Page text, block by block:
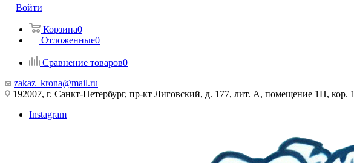
Войти
Корзина0
Отложенные0
Сравнение товаров0
zakaz_krona@mail.ru
192007, г. Санкт-Петербург, пр-кт Лиговский, д. 177, лит. А, помещение 1Н, кор. 1
Instagram